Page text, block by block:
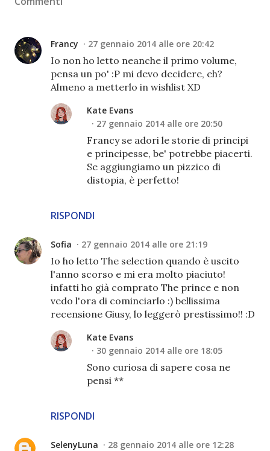
Francy 27 gennaio 2014 alle ore 20:42
Io non ho letto neanche il primo volume,
pensa un po' :P mi devo decidere, eh?
Almeno a metterlo in wishlist XD
RISPONDI
Kate Evans
27 gennaio 2014 alle ore 20:50
Francy se adori le storie di principi
e principesse, be' potrebbe piacerti.
Se aggiungiamo un pizzico di
distopia, è perfetto!
Sofia 27 gennaio 2014 alle ore 21:19
Io ho letto The selection quando è uscito
l'anno scorso e mi era molto piaciuto!
infatti ho già comprato The prince e non
vedo l'ora di cominciarlo :) bellissima
recensione Giusy, lo leggerò prestissimo!! :D
RISPONDI
Kate Evans
30 gennaio 2014 alle ore 18:05
Sono curiosa di sapere cosa ne
pensi **
SelenyLuna 28 gennaio 2014 alle ore 12:28